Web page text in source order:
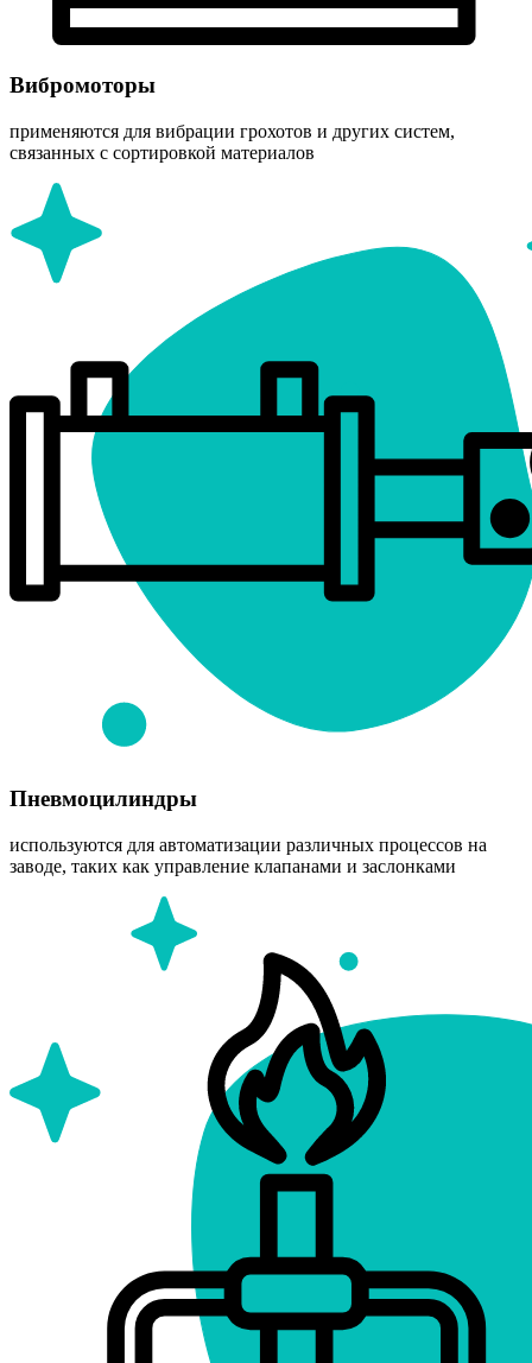
Вибромоторы
применяются для вибрации грохотов и других систем,
связанных с сортировкой материалов
Пневмоцилиндры
используются для автоматизации различных процессов на
заводе, таких как управление клапанами и заслонками